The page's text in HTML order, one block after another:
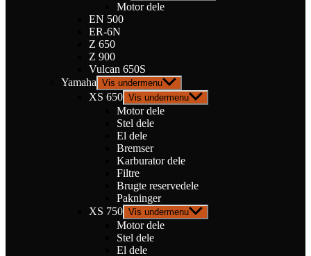
Motor dele
EN 500
ER-6N
Z 650
Z 900
Vulcan 650S
Yamaha Vis undermenu
XS 650 Vis undermenu
Motor dele
Stel dele
El dele
Bremser
Karburator dele
Filtre
Brugte reservedele
Pakninger
XS 750 Vis undermenu
Motor dele
Stel dele
El dele